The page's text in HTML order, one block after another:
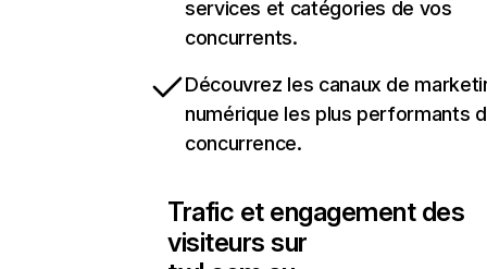
services et catégories de vos
concurrents.
Découvrez les canaux de
numérique les plus performants
concurrence.
Trafic et engagement des
visiteurs sur